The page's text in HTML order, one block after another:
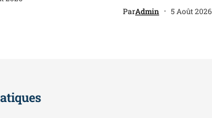
ParAdmin 5 Août 2026